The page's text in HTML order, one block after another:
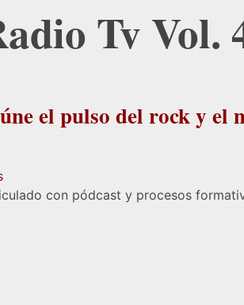
Tv Vol.
el pulso del rock y el
con pódcast y procesos